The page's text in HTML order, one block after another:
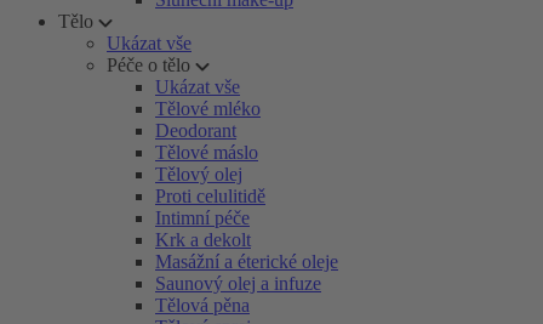
Tělo
Ukázat vše
Péče o tělo
Ukázat vše
Tělové mléko
Deodorant
Tělové máslo
Tělový olej
Proti celulitidě
Intimní péče
Krk a dekolt
Masážní a éterické oleje
Saunový olej a infuze
Tělová pěna